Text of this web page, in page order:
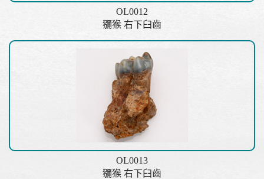
OL0012
獼猴 右下臼齒
OL0013
獼猴 右下臼齒